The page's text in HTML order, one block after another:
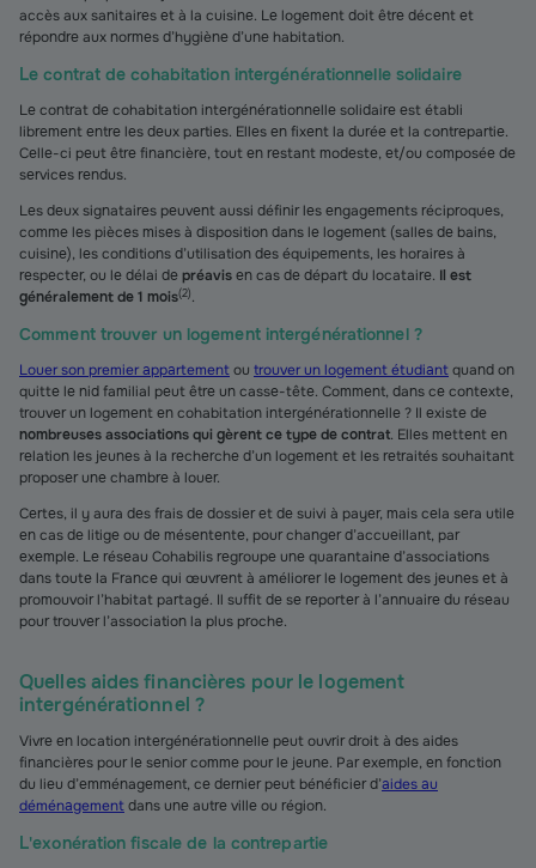
accès aux sanitaires et à la cuisine. Le logement doit être décent et
répondre aux normes d’hygiène d’une habitation.
Le contrat de cohabitation intergénérationnelle solidaire
Le contrat de cohabitation intergénérationnelle solidaire est établi
librement entre les deux parties. Elles en fixent la durée et la contrepartie.
Celle-ci peut être financière, tout en restant modeste, et/ou composée de
services rendus.
Les deux signataires peuvent aussi définir les engagements réciproques,
comme les pièces mises à disposition dans le logement (salles de bains,
cuisine), les conditions d’utilisation des équipements, les horaires à
respecter, ou le délai depréavisen cas de départ du locataire. Il est
généralement de 1 mois(2).
Comment trouver un logement intergénérationnel ?
Louer son premier appartementou trouver un logement étudiantquand on
quitte le nid familial peut être un casse-tête. Comment, dans ce contexte,
trouver un logement en cohabitation intergénérationnelle ? Il existe de
nombreuses associations qui gèrent ce type de contrat. Elles mettent en
relation les jeunes à la recherche d’un logement et les retraités souhaitant
proposer une chambre à louer.
Certes, il y aura des frais de dossier et de suivi à payer, mais cela sera utile
en cas de litige ou de mésentente, pour changer d’accueillant, par
exemple. Le réseau Cohabilis regroupe une quarantaine d’associations
dans toute la France qui œuvrent à améliorer le logement des jeunes et à
promouvoir l’habitat partagé. Il suffit de se reporter à l’annuaire du réseau
pour trouver l’association la plus proche.
Quelles aides financières pour le logement
intergénérationnel ?
Vivre en location intergénérationnelle peut ouvrir droit à des aides
financières pour le senior comme pour le jeune. Par exemple, en fonction
du lieu d’emménagement, ce dernier peut bénéficier d’aides au
déménagementdans une autre ville ou région.
L'exonération fiscale de la contrepartie